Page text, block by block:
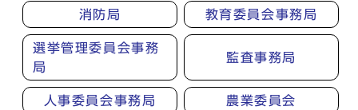
消防局 教育委員会事務局
選挙管理委員会事務
局
監査事務局
人事委員会事務局 農業委員会